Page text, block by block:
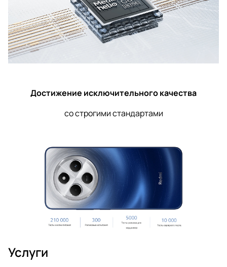
Достижение исключительного качества
со строгими стандартами
Услуги